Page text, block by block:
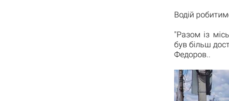
Водій
"Разом із
був більш
Федоров..